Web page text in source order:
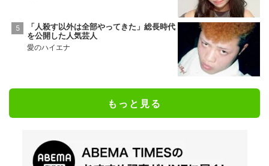
「人殺す以外は全部やってきた」総長時代
を公開した人気芸人
愛のハイエナ
もっと見る